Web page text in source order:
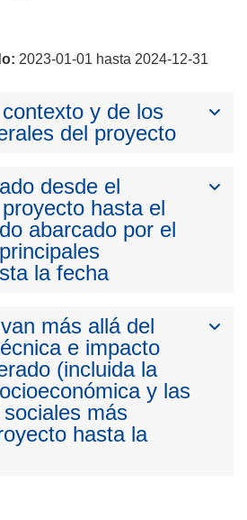
2023-01-01 hasta 2024-12-31
y de los
del proyecto
desde el
hasta el
abarcado por el
la fecha
más allá del
e impacto
(incluida la
y las
más
hasta la